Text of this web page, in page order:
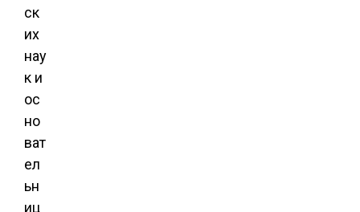
ск
их
нау
к и
ос
но
ват
ел
ьн
иц